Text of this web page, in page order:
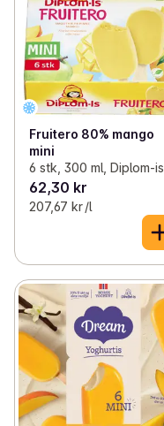
Fruitero 80% mango
mini
6 stk, 300 ml, Diplom-is
62,30 kr
207,67 kr /l